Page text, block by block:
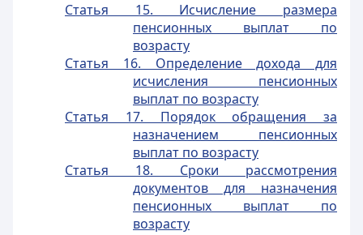
Статья 15. Исчисление размера
пенсионных выплат по
возрасту
Статья 16. Определение дохода для
исчисления пенсионных
выплат по возрасту
Статья 17. Порядок обращения за
назначением пенсионных
выплат по возрасту
Статья 18. Сроки рассмотрения
документов для назначения
пенсионных выплат по
возрасту